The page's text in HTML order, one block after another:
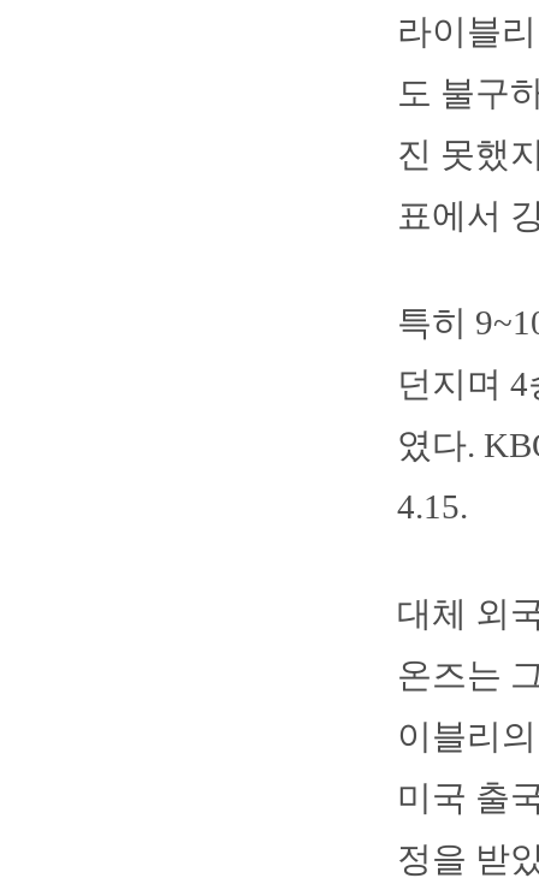
라이블
도 불구
진 못했
표에서
특히
던지며
였다.
4.15.
대체 외
온즈는
이블리
미국 출
정을 받